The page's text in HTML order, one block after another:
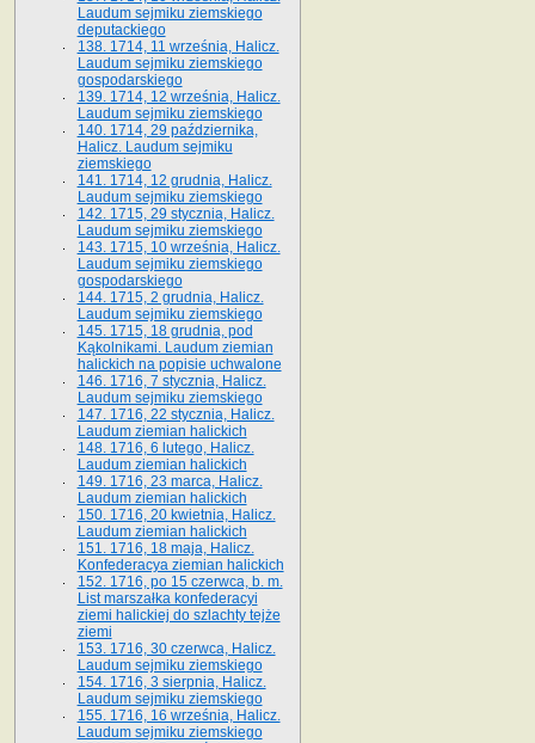
Laudum sejmiku ziemskiego
deputackiego
138. 1714, 11 września, Halicz.
Laudum sejmiku ziemskiego
gospodarskiego
139. 1714, 12 września, Halicz.
Laudum sejmiku ziemskiego
140. 1714, 29 października,
Halicz. Laudum sejmiku
ziemskiego
141. 1714, 12 grudnia, Halicz.
Laudum sejmiku ziemskiego
142. 1715, 29 stycznia, Halicz.
Laudum sejmiku ziemskiego
143. 1715, 10 września, Halicz.
Laudum sejmiku ziemskiego
gospodarskiego
144. 1715, 2 grudnia, Halicz.
Laudum sejmiku ziemskiego
145. 1715, 18 grudnia, pod
Kąkolnikami. Laudum ziemian
halickich na popisie uchwalone
146. 1716, 7 stycznia, Halicz.
Laudum sejmiku ziemskiego
147. 1716, 22 stycznia, Halicz.
Laudum ziemian halickich
148. 1716, 6 lutego, Halicz.
Laudum ziemian halickich
149. 1716, 23 marca, Halicz.
Laudum ziemian halickich
150. 1716, 20 kwietnia, Halicz.
Laudum ziemian halickich
151. 1716, 18 maja, Halicz.
Konfederacya ziemian halickich
152. 1716, po 15 czerwca, b. m.
List marszałka konfederacyi
ziemi halickiej do szlachty tejże
ziemi
153. 1716, 30 czerwca, Halicz.
Laudum sejmiku ziemskiego
154. 1716, 3 sierpnia, Halicz.
Laudum sejmiku ziemskiego
155. 1716, 16 września, Halicz.
Laudum sejmiku ziemskiego